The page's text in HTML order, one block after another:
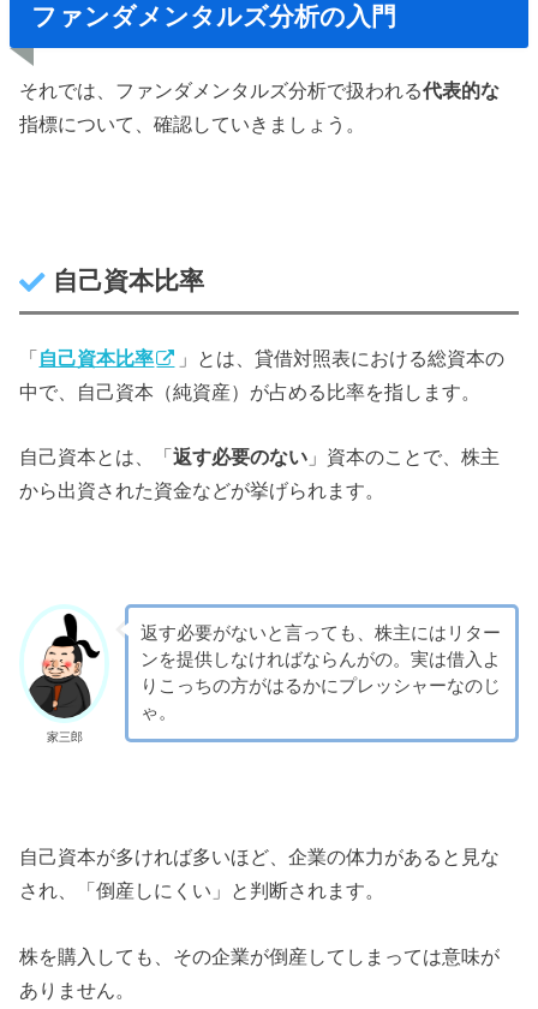
ファンダメンタルズ分析の入門
それでは、ファンダメンタルズ分析で扱われる代表的な
指標について、確認していきましょう。
自己資本比率
「自己資本比率
」とは、貸借対照表における総資本の
中で、自己資本（純資産）が占める比率を指します。
自己資本とは、「返す必要のない 」資本のことで、株主
から出資された資金などが挙げられます。
家三郎
返す必要がないと言っても、株主にはリター
ンを提供しなければならんがの。実は借入よ
りこっちの方がはるかにプレッシャーなのじ
ゃ。
自己資本が多ければ多いほど、企業の体力があると見な
され、「倒産しにくい」と判断されます。
株を購入しても、その企業が倒産してしまっては意味が
ありません。